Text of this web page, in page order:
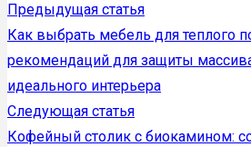
Предыдущая статья
Как выбрать мебель для теплого
рекомендаций для защиты
идеального интерьера
Следующая статья
Кофейный столик с биокамином: